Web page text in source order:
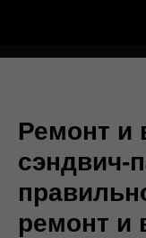
Ремонт и
сэндвич-
ремонт и